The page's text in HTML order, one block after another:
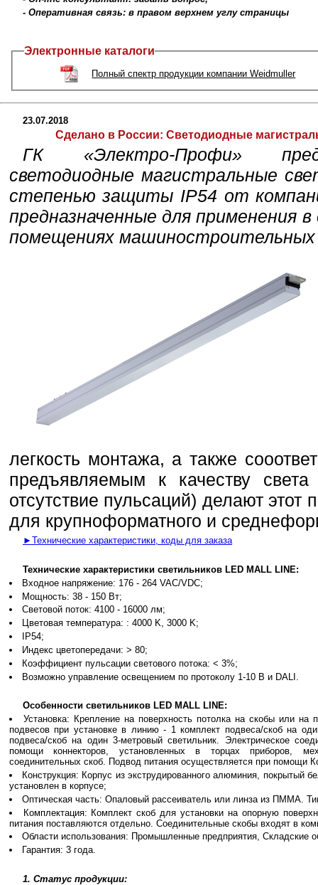
- Оперативная связь: в правом верхнем углу страницы
Электронные каталоги
Полный спектр продукции компании Weidmuller
23.07.2018
Сделано в России: Светодиодные
ГК «Электро-Профи»
светодиодные магистральные
степенью защиты IP54 от
предназначенные для применения в
помещениях машиностроительных
легкость монтажа, а также
предъявляемым к качеству
отсутствие пульсаций) делают
для крупноформатного и
►Технические характеристики, коды для заказа
Технические характеристики светильников LED MALL LINE:
Входное напряжение: 176 - 264 VAC/VDC;
Мощность: 38 - 150 Вт;
Световой поток: 4100 - 16000 лм;
Цветовая температура: : 4000 K, 3000 K;
IP54;
Индекс цветопередачи: > 80;
Коэффициент пульсации светового потока: < 3%;
Возможно управление освещением по протоколу 1-10 В и DALI.
Особенности светильников LED MALL LINE:
Установка: Крепление на поверхность потолка на скобы или
подвесов при установке в линию - 1 комплект подвеса/скоб на
подвеса/скоб на один 3-метровый светильник. Электрическое
помощи коннекторов, установленных в торцах приборов,
соединительных скоб. Подвод питания осуществляется при помощи
Конструкция: Корпус из экструдированного алюминия, покрытый
установлен в корпусе;
Оптическая часть: Опаловый рассеиватель или линза из ПММА.
Комплектация: Комплект скоб для установки на опорную
питания поставляются отдельно. Соединительные скобы входят в
Области использования: Промышленные предприятия, Складские
Гарантия: 3 года.
1. Статус продукции: